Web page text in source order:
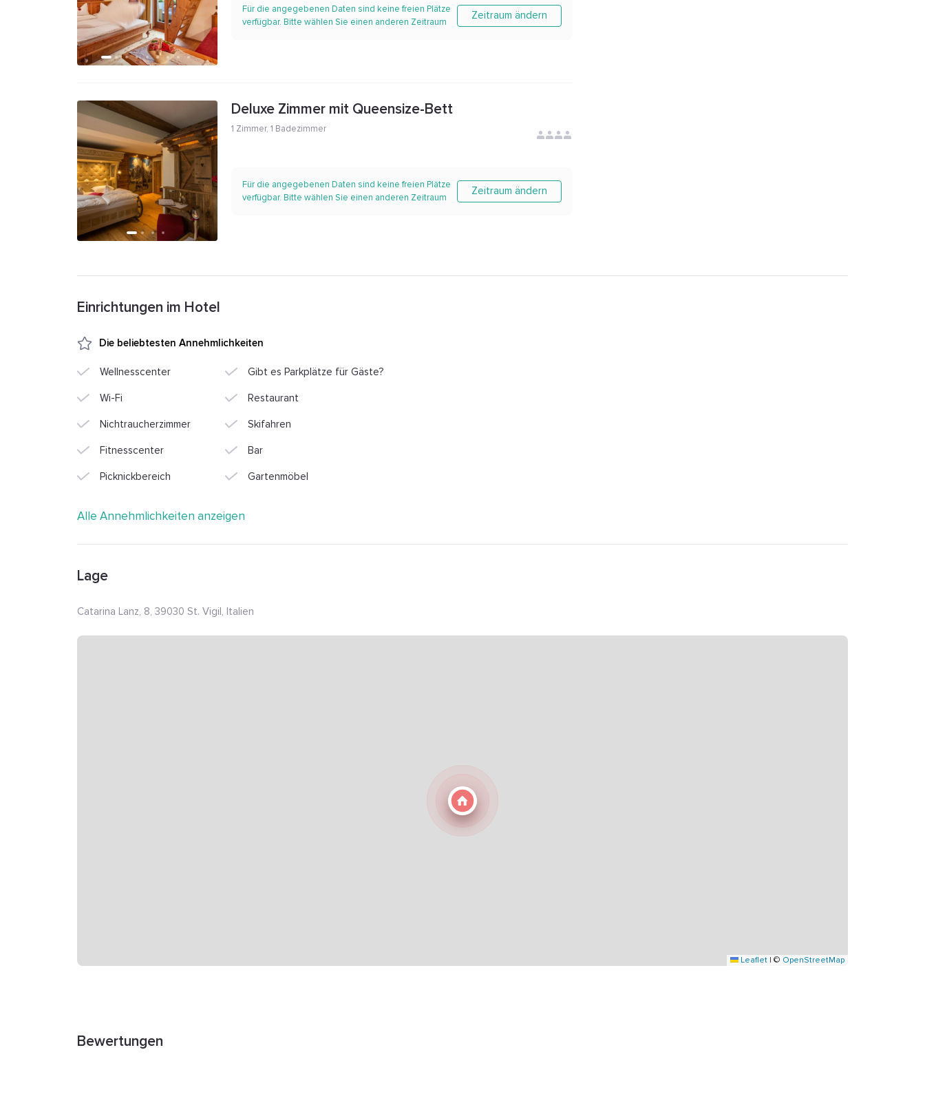
Für die angegebenen Daten sind keine freien Plätze
verfügbar. Bitte wählen Sie einen anderen Zeitraum
Zeitraum ändern
Deluxe Zimmer mit Queensize-Bett
1 Zimmer, 1 Badezimmer
Für die angegebenen Daten sind keine freien Plätze
verfügbar. Bitte wählen Sie einen anderen Zeitraum
Zeitraum ändern
Einrichtungen im Hotel
Die beliebtesten Annehmlichkeiten
Wellnesscenter Gibt es Parkplätze für Gäste?
Wi-Fi Restaurant
Nichtraucherzimmer Skifahren
Fitnesscenter Bar
Picknickbereich Gartenmöbel
Alle Annehmlichkeiten anzeigen
Lage
Catarina Lanz, 8, 39030 St. Vigil, Italien
Leaflet | © OpenStreetMap
Bewertungen